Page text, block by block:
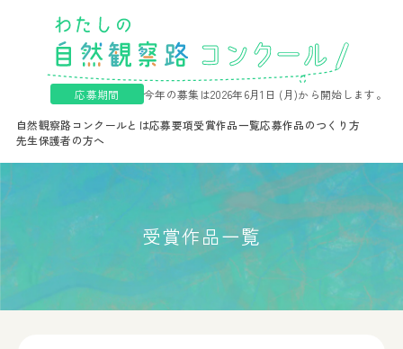
自然観察路コンクールとは応募要項受賞作品一覧応募作品のつくり方
先生保護者の方へ
応募期間 今年の募集は2026年6月1日 (月)から開始します。
受賞作品一覧